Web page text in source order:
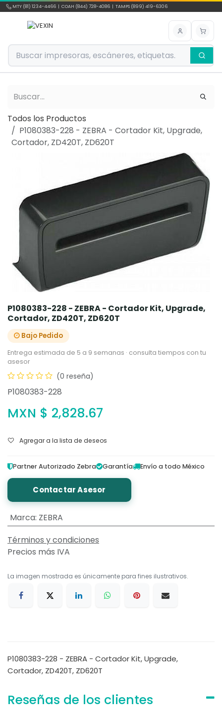
Ir al contenido
MTY (81) 1234-4466 | COAH (844) 728-4086 | TAMPS (899) 419-6306
Todos los Productos
P1080383-228 - ZEBRA - Cortador Kit, Upgrade,
Cortador, ZD420T, ZD620T
P1080383-228 - ZEBRA - Cortador Kit, Upgrade,
Cortador, ZD420T, ZD620T
Bajo Pedido
Entrega estimada de 5 a 9 semanas · consulta tiempos con tu
asesor
(0 reseña)
P1080383-228
MXN $ 2,828.67
Agregar a la lista de deseos
Partner Autorizado Zebra Garantía Envío a todo México
Contactar Asesor
Marca: ZEBRA
Términos y condiciones
Precios más IVA
La imagen mostrada es únicamente para fines ilustrativos.
P1080383-228 - ZEBRA - Cortador Kit, Upgrade,
Cortador, ZD420T, ZD620T
Reseñas de los clientes